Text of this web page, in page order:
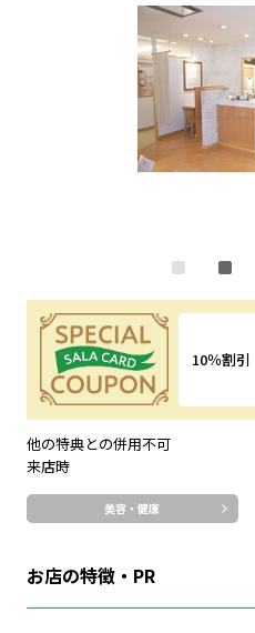
特典内容
10％割引
他の特典との併用不可
来店時
美容・健康
お店の特徴・PR